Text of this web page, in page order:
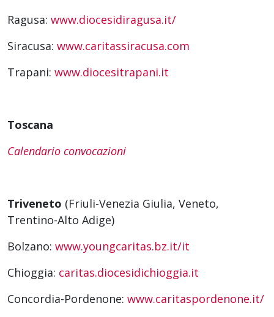
Ragusa: www.diocesidiragusa.it/
Siracusa: www.caritassiracusa.com
Trapani: www.diocesitrapani.it
Toscana
Calendario convocazioni
Triveneto (Friuli-Venezia Giulia, Veneto,
Trentino-Alto Adige)
Bolzano: www.youngcaritas.bz.it/it
Chioggia: caritas.diocesidichioggia.it
Concordia-Pordenone: www.caritaspordenone.it/